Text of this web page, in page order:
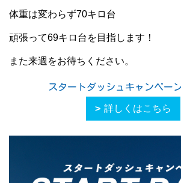
体重は変わらず70キロ台
頑張って69キロ台を目指します！
また来週をお待ちください。
スタートダッシュキャンペー
詳しくはこちら